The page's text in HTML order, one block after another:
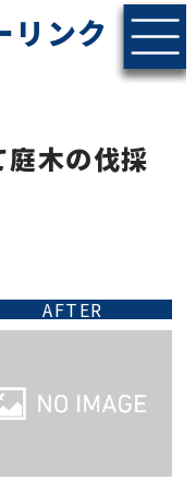
リンク
木の伐採
AFTER